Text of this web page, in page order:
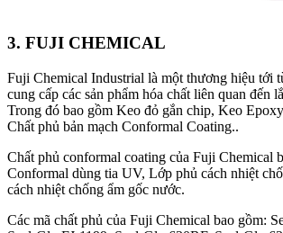
3. FUJI CHEMICAL
Fuji Chemical Industrial là một thương hiệu tới
cung cấp các sản phẩm hóa chất liên quan đến
Trong đó bao gồm Keo đỏ gắn chip, Keo
Chất phủ bản mạch Conformal Coating..
Chất phủ conformal coating của Fuji Chemical
Conformal dùng tia UV, Lớp phủ cách nhiệt
cách nhiệt chống ẩm gốc nước.
Các mã chất phủ của Fuji Chemical bao gồm: